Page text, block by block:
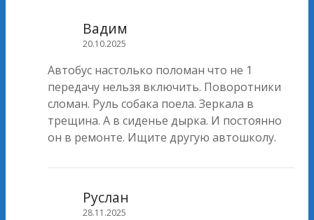
Вадим
20.10.2025
Автобус настолько поломан что не 1
передачу нельзя включить. Поворотники
сломан. Руль собака поела. Зеркала в
трещина. А в сиденье дырка. И постоянно
он в ремонте. Ищите другую автошколу.
Руслан
28.11.2025